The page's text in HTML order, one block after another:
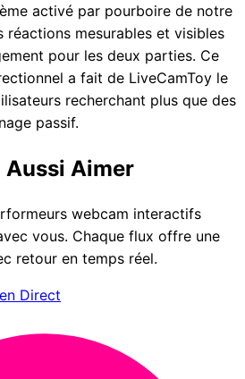
activé par pourboire de notre
mesurables et visibles
pour les deux parties. Ce
a fait de LiveCamToy le
recherchant plus que des
passif.
Aimer
webcam interactifs
vous. Chaque flux offre une
retour en temps réel.
Direct